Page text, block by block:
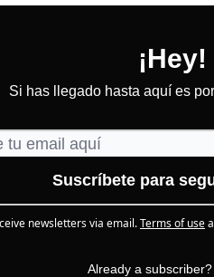
¡Hey!
Si has llegado hasta aquí es
newsletters via email.Terms of use
Already a subscriber?